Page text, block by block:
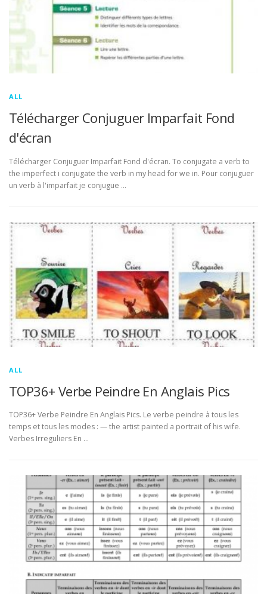
ALL
Télécharger Conjuguer Imparfait Fond
d'écran
Télécharger Conjuguer Imparfait Fond d'écran. To conjugate a verb to
the imperfect i conjugate the verb in my head for we in. Pour conjuguer
un verb à l'imparfait je conjugue …
ALL
TOP36+ Verbe Peindre En Anglais Pics
TOP36+ Verbe Peindre En Anglais Pics. Le verbe peindre à tous les
temps et tous les modes : — the artist painted a portrait of his wife.
Verbes Irreguliers En …